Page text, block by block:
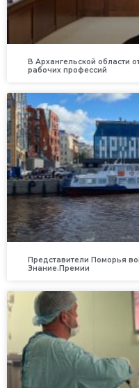
В Архангельской области
рабочих профессий
Представители Поморья
Знание.Премии